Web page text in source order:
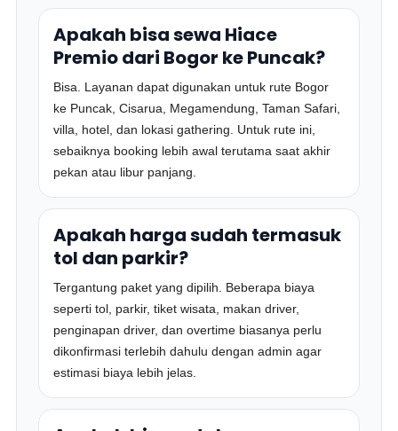
Apakah bisa sewa Hiace
Premio dari Bogor ke Puncak?
Bisa. Layanan dapat digunakan untuk rute Bogor
ke Puncak, Cisarua, Megamendung, Taman Safari,
villa, hotel, dan lokasi gathering. Untuk rute ini,
sebaiknya booking lebih awal terutama saat akhir
pekan atau libur panjang.
Apakah harga sudah termasuk
tol dan parkir?
Tergantung paket yang dipilih. Beberapa biaya
seperti tol, parkir, tiket wisata, makan driver,
penginapan driver, dan overtime biasanya perlu
dikonfirmasi terlebih dahulu dengan admin agar
estimasi biaya lebih jelas.